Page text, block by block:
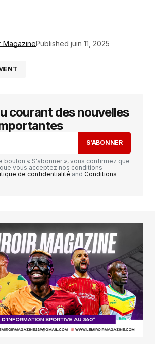
MagazinePublished juin 11, 2025
e-mail ne sera pas publiée. Les
sont indiqués avec
*
mon nom, mon e-mail et mon
le navigateur pour mon prochain
courant des nouvelles
S'ABONNER
bouton « S'abonner », vous confirmez que
vous acceptez nos conditions
de confidentialité and Conditions